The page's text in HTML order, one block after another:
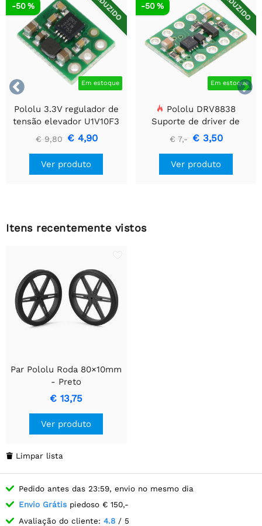

 Em estoque
-50 %
Pololu 3.3V regulador de
tensão elevador U1V10F3
€ 9,80 € 4,90
Ver produto
Em estoque
-50 %
Pololu DRV8838
Suporte de driver de
motor CC escovado
simples
€ 7,- € 3,50
Ver produto
Itens recentemente vistos
Par Pololu Roda 80×10mm
- Preto
€ 13,75
Ver produto
 Limpar lista
Pedido antes das 23:59, envio no mesmo dia
Envio Grátis piedoso € 150,-
Avaliação do cliente: 4.8 / 5